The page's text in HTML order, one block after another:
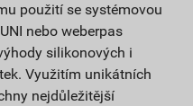
použití se systémovou
nebo weberpas
silikonových i
Využitím unikátních
nejdůležitější